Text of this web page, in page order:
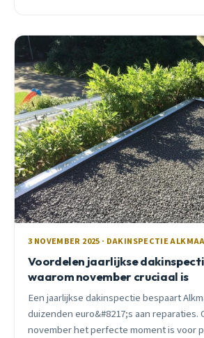
3 NOVEMBER 2025 · DAKINSPECTIE
Voordelen jaarlijkse
waarom november cruciaal is
Een jaarlijkse dakinspectie bespaart
duizenden euro&#8217;s aan reparaties.
november het perfecte moment is voor